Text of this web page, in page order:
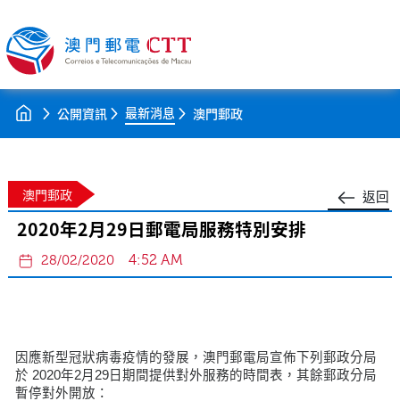
公開資訊 最新消息 澳門郵政
返回
澳門郵政
2020年2月29日郵電局服務特別安排
28/02/2020 4:52 AM
因應新型冠狀病毒疫情的發展，澳門郵電局宣佈下列郵政分局
於 2020年2月29日期間提供對外服務的時間表，其餘郵政分局
暫停對外開放：